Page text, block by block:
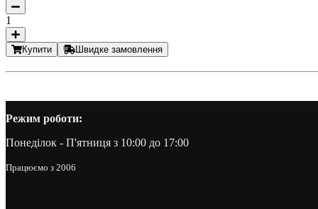
1
Купити Швидке замовлення
Режим роботи:
Понеділок - П'ятниця з 10:00 до 17:00
Працюємо з 2006